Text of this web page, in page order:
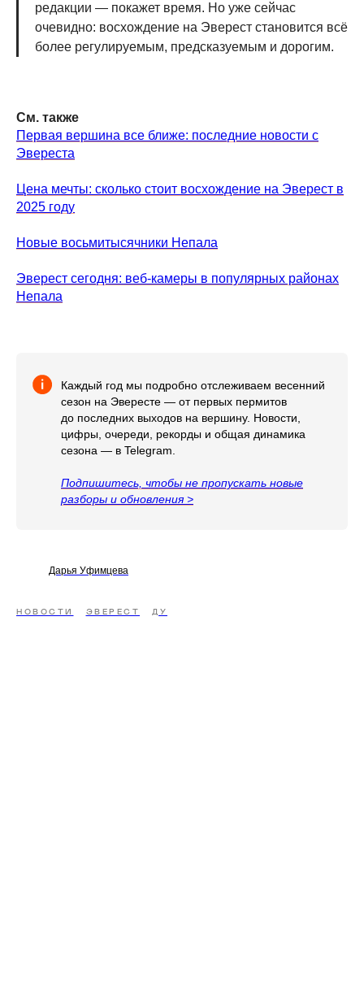
редакции — покажет время. Но уже сейчас
очевидно: восхождение на Эверест становится всё
более регулируемым, предсказуемым и дорогим.
См. также
Первая вершина все ближе: последние новости с
Эвереста
Цена мечты: сколько стоит восхождение на Эверест в
2025 году
Новые восьмитысячники Непала
Эверест сегодня: веб-камеры в популярных районах
Непала
Каждый год мы подробно отслеживаем весенний
сезон на Эвересте — от первых пермитов
до последних выходов на вершину. Новости,
цифры, очереди, рекорды и общая динамика
сезона — в Telegram.
Подпишитесь, чтобы не пропускать новые
разборы и обновления >
Дарья Уфимцева
НОВОСТИ ЭВЕРЕСТ ДУ